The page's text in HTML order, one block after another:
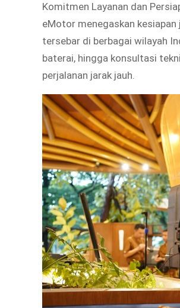
Komitmen Layanan dan
eMotor menegaskan
tersebar di berbagai wilayah
baterai, hingga konsultasi
perjalanan jarak jauh.